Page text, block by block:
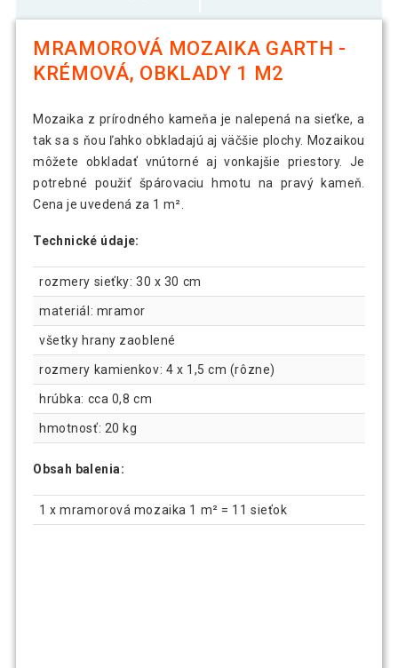
MRAMOROVÁ MOZAIKA GARTH -
KRÉMOVÁ, OBKLADY 1 M2
Mozaika z prírodného kameňa je nalepená na sieťke, a
tak sa s ňou ľahko obkladajú aj väčšie plochy. Mozaikou
môžete obkladať vnútorné aj vonkajšie priestory. Je
potrebné použiť špárovaciu hmotu na pravý kameň.
Cena je uvedená za 1 m².
Technické údaje:
rozmery sieťky: 30 x 30 cm
materiál: mramor
všetky hrany zaoblené
rozmery kamienkov: 4 x 1,5 cm (rôzne)
hrúbka: cca 0,8 cm
hmotnosť: 20 kg
Obsah balenia:
1 x mramorová mozaika 1 m² = 11 sieťok